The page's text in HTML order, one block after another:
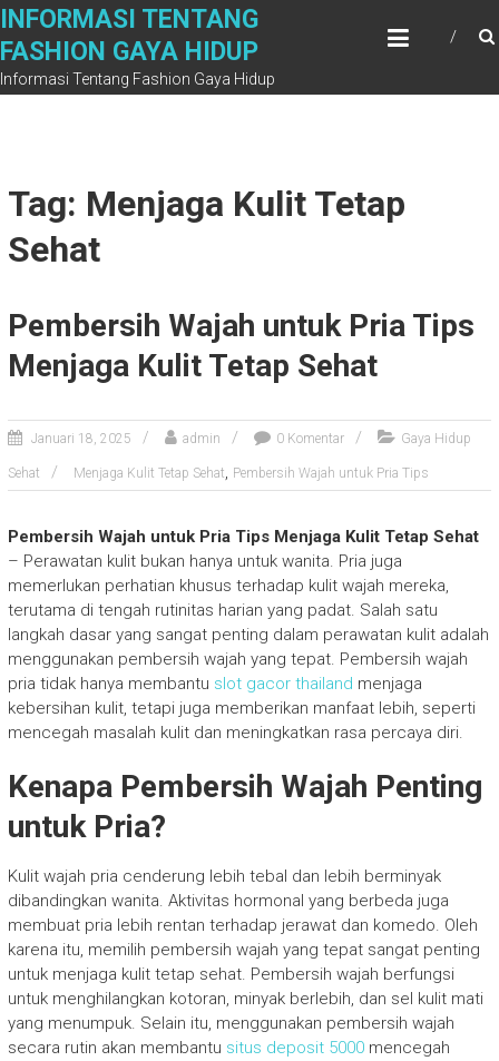
Skip
content
INFORMASI TENTANG
FASHION GAYA HIDUP
Informasi Tentang Fashion Gaya Hidup
Tag: Menjaga Kulit Tetap
Sehat
Pembersih Wajah untuk Pria Tips
Menjaga Kulit Tetap Sehat
Januari 18, 2025 admin 0 Komentar Gaya Hidup
Sehat Menjaga Kulit Tetap Sehat, Pembersih Wajah untuk Pria Tips
Pembersih Wajah untuk Pria Tips Menjaga Kulit Tetap Sehat
– Perawatan kulit bukan hanya untuk wanita. Pria juga
memerlukan perhatian khusus terhadap kulit wajah mereka,
terutama di tengah rutinitas harian yang padat. Salah satu
langkah dasar yang sangat penting dalam perawatan kulit adalah
menggunakan pembersih wajah yang tepat. Pembersih wajah
pria tidak hanya membantu slot gacor thailand menjaga
kebersihan kulit, tetapi juga memberikan manfaat lebih, seperti
mencegah masalah kulit dan meningkatkan rasa percaya diri.
Kenapa Pembersih Wajah Penting
untuk Pria?
Kulit wajah pria cenderung lebih tebal dan lebih berminyak
dibandingkan wanita. Aktivitas hormonal yang berbeda juga
membuat pria lebih rentan terhadap jerawat dan komedo. Oleh
karena itu, memilih pembersih wajah yang tepat sangat penting
untuk menjaga kulit tetap sehat. Pembersih wajah berfungsi
untuk menghilangkan kotoran, minyak berlebih, dan sel kulit mati
yang menumpuk. Selain itu, menggunakan pembersih wajah
secara rutin akan membantu situs deposit 5000mencegah